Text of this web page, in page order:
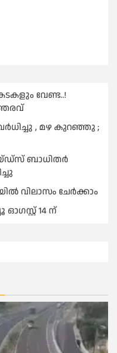
വേണ്ട..!
, മഴ കുറഞ്ഞു ;
ബാധിതര്‍
വിലാസം ചേർക്കാം
14 ന്